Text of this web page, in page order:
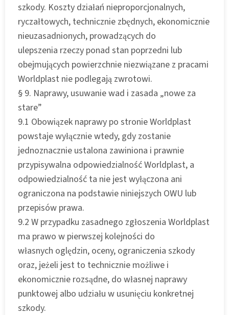
szkody. Koszty działań nieproporcjonalnych,
ryczałtowych, technicznie zbędnych, ekonomicznie
nieuzasadnionych, prowadzących do
ulepszenia rzeczy ponad stan poprzedni lub
obejmujących powierzchnie niezwiązane z pracami
Worldplast nie podlegają zwrotowi.
§ 9. Naprawy, usuwanie wad i zasada „nowe za
stare”
9.1 Obowiązek naprawy po stronie Worldplast
powstaje wyłącznie wtedy, gdy zostanie
jednoznacznie ustalona zawiniona i prawnie
przypisywalna odpowiedzialność Worldplast, a
odpowiedzialność ta nie jest wyłączona ani
ograniczona na podstawie niniejszych OWU lub
przepisów prawa.
9.2 W przypadku zasadnego zgłoszenia Worldplast
ma prawo w pierwszej kolejności do
własnych oględzin, oceny, ograniczenia szkody
oraz, jeżeli jest to technicznie możliwe i
ekonomicznie rozsądne, do własnej naprawy
punktowej albo udziału w usunięciu konkretnej
szkody.